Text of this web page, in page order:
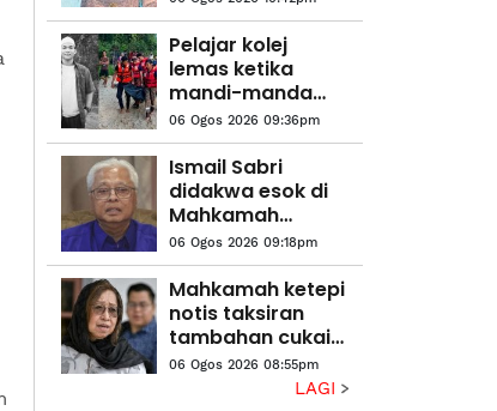
PKR
Pelajar kolej
lemas ketika
mandi-manda
bersama
sembilan rakan
06 Ogos 2026 09:36pm
Ismail Sabri
didakwa esok di
Mahkamah
Sesyen Kuala
Lumpur
06 Ogos 2026 09:18pm
Mahkamah ketepi
notis taksiran
tambahan cukai
RM313.8 juta
terhadap Na'imah
06 Ogos 2026 08:55pm
LAGI